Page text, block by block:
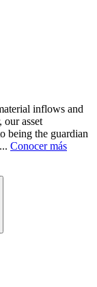
inflows and
our asset
being the guardian
... Conocer más